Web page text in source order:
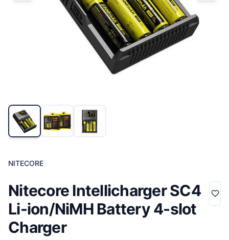
NITECORE
Nitecore Intellicharger SC4
Li-ion/NiMH Battery 4-slot
Charger